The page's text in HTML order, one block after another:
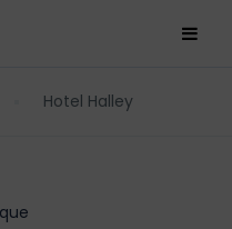
Hotel Halley